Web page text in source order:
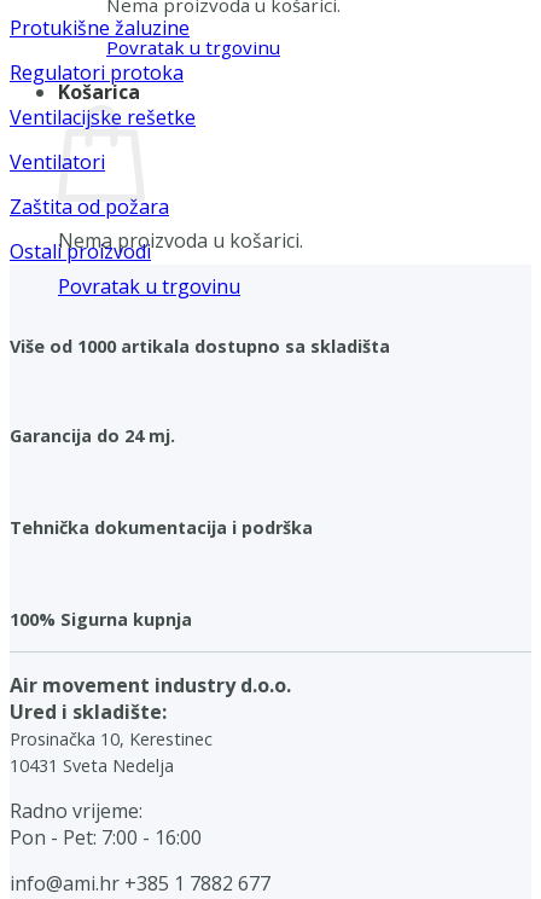
Nema proizvoda u košarici.
Povratak u trgovinu
Košarica
Nema proizvoda u košarici.
Povratak u trgovinu
Protukišne žaluzine
Regulatori protoka
Ventilacijske rešetke
Ventilatori
Zaštita od požara
Ostali proizvodi
Više od 1000 artikala dostupno sa skladišta
Garancija do 24 mj.
Tehnička dokumentacija i podrška
100% Sigurna kupnja
Air movement industry d.o.o.
Ured i skladište:
Prosinačka 10, Kerestinec
10431 Sveta Nedelja
Radno vrijeme:
Pon - Pet: 7:00 - 16:00
info@ami.hr +385 1 7882 677